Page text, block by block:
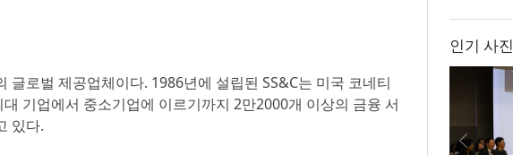
로벌 제공업체이다. 1986년에 설립된 SS&C는 미국 코네티
기업에서 중소기업에 이르기까지 2만2000개 이상의 금융 서
있다.
인기 사진